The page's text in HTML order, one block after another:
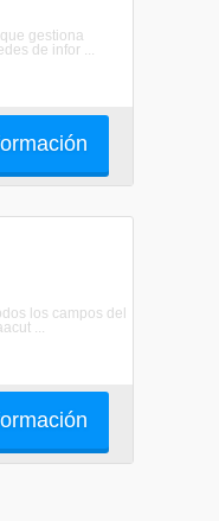
gestiona
de infor ...
los campos del
...